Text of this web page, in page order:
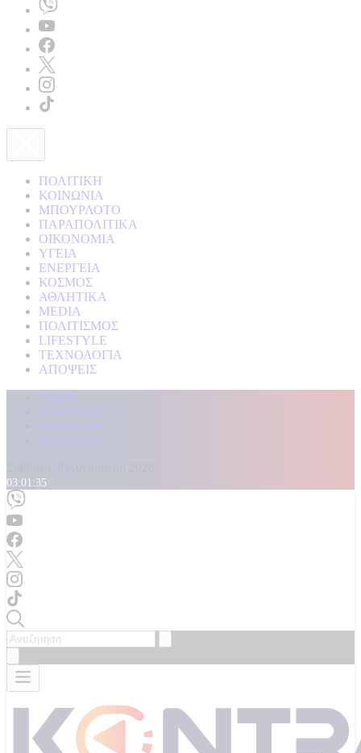
ΠΟΛΙΤΙΚΗ
ΚΟΙΝΩΝΙΑ
ΜΠΟΥΡΛΟΤΟ
ΠΑΡΑΠΟΛΙΤΙΚΑ
ΟΙΚΟΝΟΜΙΑ
ΥΓΕΙΑ
ΕΝΕΡΓΕΙΑ
ΚΟΣΜΟΣ
ΑΘΛΗΤΙΚΑ
MEDIA
ΠΟΛΙΤΙΣΜΟΣ
LIFESTYLE
ΤΕΧΝΟΛΟΓΙΑ
ΑΠΟΨΕΙΣ
Αρχική
Kontra Live
Καταγγελίες
Επικοινωνία
03:01:37